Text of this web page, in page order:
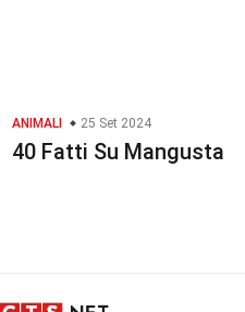
ANIMALI 25 Set 2024
40 Fatti Su Mangusta